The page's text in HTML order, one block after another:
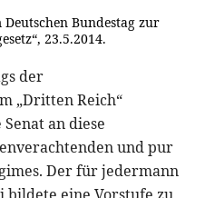
Bundestag zur
23.5.2014.
der
„Dritten Reich“
an diese
und pur
Der für jedermann